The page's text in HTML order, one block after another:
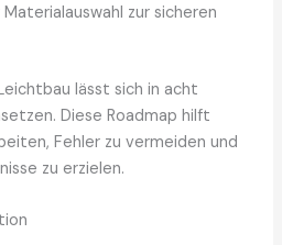
zur sicheren
lässt sich in acht
Diese Roadmap hilft
Fehler zu vermeiden und
zu erzielen.